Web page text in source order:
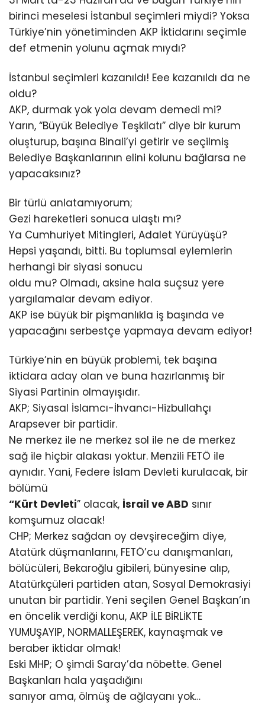
birinci meselesi İstanbul seçimleri miydi? Yoksa
Türkiye’nin yönetiminden AKP İktidarını seçimle
def etmenin yolunu açmak mıydı?
İstanbul seçimleri kazanıldı! Eee kazanıldı da ne
oldu?
AKP, durmak yok yola devam demedi mi?
Yarın, “Büyük Belediye Teşkilatı” diye bir kurum
oluşturup, başına Binali’yi getirir ve seçilmiş
Belediye Başkanlarının elini kolunu bağlarsa ne
yapacaksınız?
Bir türlü anlatamıyorum;
Gezi hareketleri sonuca ulaştı mı?
Ya Cumhuriyet Mitingleri, Adalet Yürüyüşü?
Hepsi yaşandı, bitti. Bu toplumsal eylemlerin
herhangi bir siyasi sonucu
oldu mu? Olmadı, aksine hala suçsuz yere
yargılamalar devam ediyor.
AKP ise büyük bir pişmanlıkla iş başında ve
yapacağını serbestçe yapmaya devam ediyor!
Türkiye’nin en büyük problemi, tek başına
iktidara aday olan ve buna hazırlanmış bir
Siyasi Partinin olmayışıdır.
AKP; Siyasal İslamcı-İhvancı-Hizbullahçı
Arapsever bir partidir.
Ne merkez ile ne merkez sol ile ne de merkez
sağ ile hiçbir alakası yoktur. Menzili FETÖ ile
aynıdır. Yani, Federe İslam Devleti kurulacak, bir
bölümü
“Kürt Devleti” olacak, İsrail ve ABD sınır
komşumuz olacak!
CHP; Merkez sağdan oy devşireceğim diye,
Atatürk düşmanlarını, FETÖ’cu danışmanları,
bölücüleri, Bekaroğlu gibileri, bünyesine alıp,
Atatürkçüleri partiden atan, Sosyal Demokrasiyi
unutan bir partidir. Yeni seçilen Genel Başkan’ın
en öncelik verdiği konu, AKP İLE BİRLİKTE
YUMUŞAYIP, NORMALLEŞEREK, kaynaşmak ve
beraber iktidar olmak!
Eski MHP; O şimdi Saray’da nöbette. Genel
Başkanları hala yaşadığını
sanıyor ama, ölmüş de ağlayanı yok…